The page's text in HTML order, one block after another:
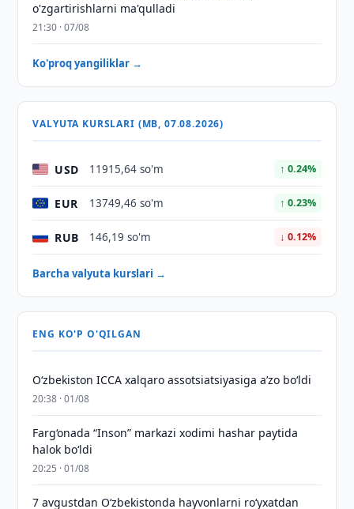
o'zgartirishlarni ma'qulladi
21:30 · 07/08
Ko'proq yangiliklar →
VALYUTA KURSLARI (MB, 07.08.2026)
USD 11915,64 so'm ↑ 0.24%
EUR 13749,46 so'm ↑ 0.23%
RUB 146,19 so'm ↓ 0.12%
Barcha valyuta kurslari →
ENG KO'P O'QILGAN
O‘zbekiston ICCA xalqaro assotsiatsiyasiga aʼzo bo‘ldi
20:38 · 01/08
Farg‘onada “Inson” markazi xodimi hashar paytida
halok bo‘ldi
20:25 · 01/08
7 avgustdan O‘zbekistonda hayvonlarni ro‘yxatdan